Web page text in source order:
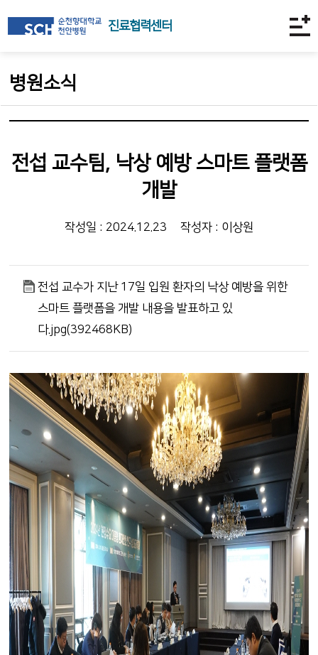
진료협력센터
병원소식
전섭 교수팀, 낙상 예방 스마트 플랫폼
개발
작성일 : 2024.12.23 작성자 : 이상원
전섭 교수가 지난 17일 입원 환자의 낙상 예방을 위한
스마트 플랫폼을 개발 내용을 발표하고 있
다.jpg(392468KB)